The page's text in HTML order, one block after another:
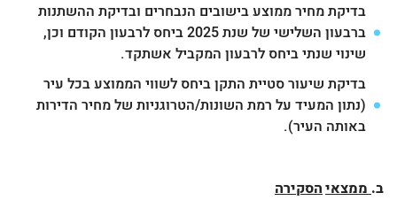
בדיקת מחיר ממוצע בישובים הנבחרים ובדיקת ההשתנות
ברבעון השלישי של שנת 2025 ביחס לרבעון הקודם וכן,
שינוי שנתי ביחס לרבעון המקביל אשתקד.
בדיקת שיעור סטיית התקן ביחס לשווי הממוצע בכל עיר
(נתון המעיד על רמת השונות/הטרוגניות של מחיר הדירות
באותה העיר).
ב.ממצאיהסקירה